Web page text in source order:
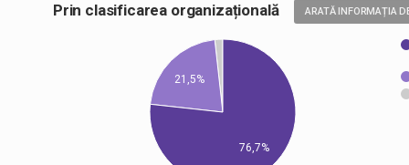
Prin clasificarea organizațională ARATĂ INFORMAȚIA
21,5%
76,7%